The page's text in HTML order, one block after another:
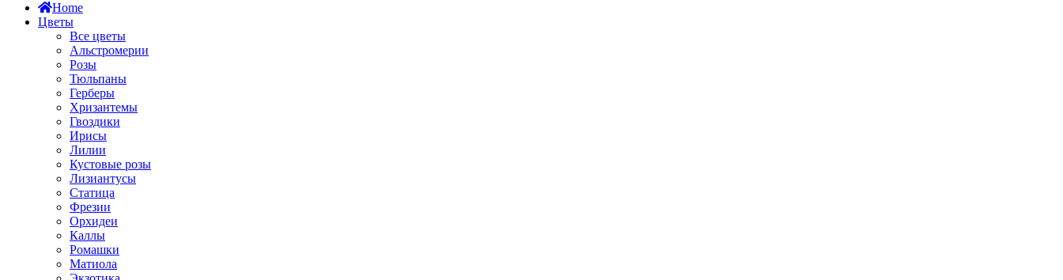
Home
Цветы
Все цветы
Альстромерии
Розы
Тюльпаны
Герберы
Хризантемы
Гвоздики
Ирисы
Лилии
Кустовые розы
Лизиантусы
Статица
Фрезии
Орхидеи
Каллы
Ромашки
Матиола